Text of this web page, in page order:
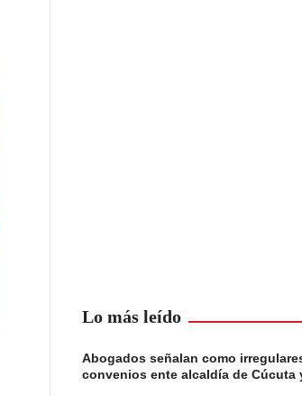
Lo más leído
Abogados señalan como
convenios ente alcaldía de Cúcuta